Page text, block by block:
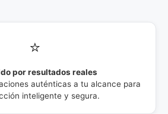
⭐
por resultados reales
auténticas a tu alcance para
inteligente y segura.